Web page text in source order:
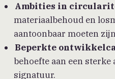
Ambities in
materiaalbehoud en
aantoonbaar moeten
Beperkte
behoefte aan een
signatuur.